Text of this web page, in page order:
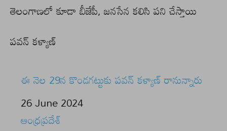
తెలంగాణలో కూడా బీజేపీ, జనసేన కలిసి పని చేస్తాయి
పవన్ కళ్యాణ్
ఈ నెల 29న కొండగట్టుకు పవన్ కళ్యాణ్ రానున్నారు
Date
26 June 2024
In relation to
ఆంధ్రప్రదేశ్